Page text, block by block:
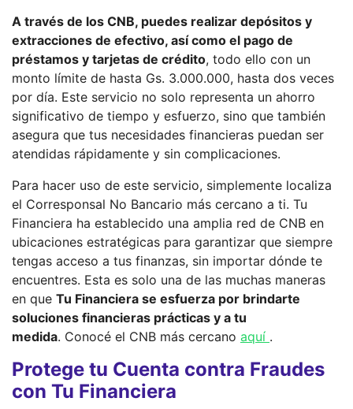
A través de los CNB, puedes realizar depósitos y
extracciones de efectivo, así como el pago de
préstamos y tarjetas de crédito, todo ello con un
monto límite de hasta Gs. 3.000.000, hasta dos veces
por día. Este servicio no solo representa un ahorro
significativo de tiempo y esfuerzo, sino que también
asegura que tus necesidades financieras puedan ser
atendidas rápidamente y sin complicaciones.
Para hacer uso de este servicio, simplemente localiza
el Corresponsal No Bancario más cercano a ti. Tu
Financiera ha establecido una amplia red de CNB en
ubicaciones estratégicas para garantizar que siempre
tengas acceso a tus finanzas, sin importar dónde te
encuentres. Esta es solo una de las muchas maneras
en que Tu Financiera se esfuerza por brindarte
soluciones financieras prácticas y a tu
medida. Conocé el CNB más cercano aquí .
Protege tu Cuenta contra Fraudes
con Tu Financiera